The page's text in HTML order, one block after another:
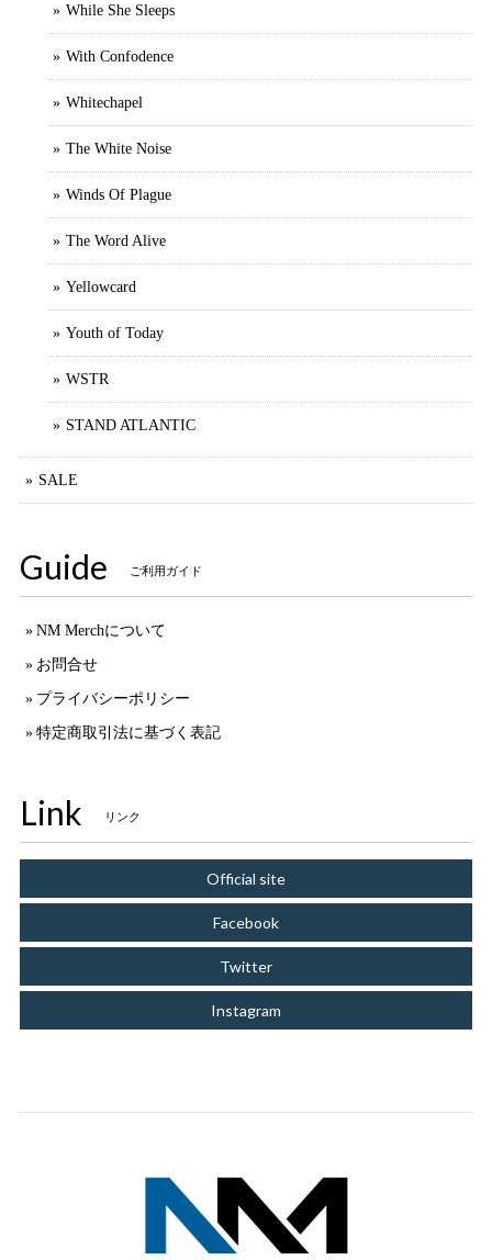
While She Sleeps
With Confodence
Whitechapel
The White Noise
Winds Of Plague
The Word Alive
Yellowcard
Youth of Today
WSTR
STAND ATLANTIC
SALE
Guide ご利用ガイド
NM Merchについて
お問合せ
プライバシーポリシー
特定商取引法に基づく表記
Link リンク
Official site
Facebook
Twitter
Instagram